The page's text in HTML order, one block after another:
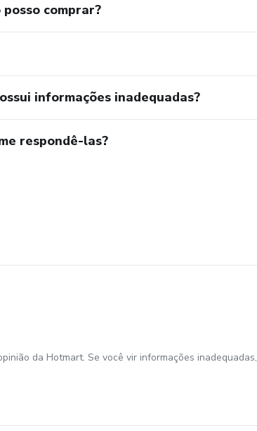
comprar?
informações inadequadas?
respondê-las?
da Hotmart. Se você vir informações inadequadas,